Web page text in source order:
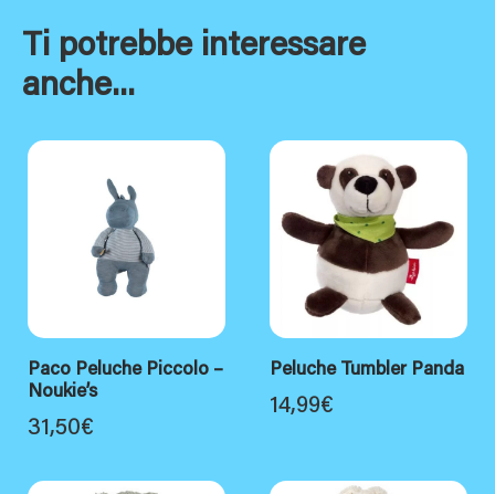
Ti potrebbe interessare
anche...
Paco Peluche Piccolo –
Noukie’s
31,50€
Peluche Tumbler Panda
14,99€